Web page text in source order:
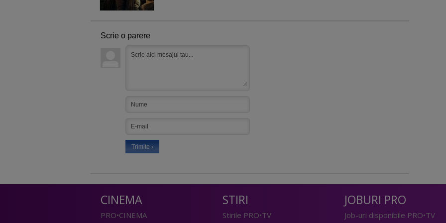
Scrie o parere
CINEMA
PRO•CINEMA
STIRI
Stirile PRO•TV
JOBURI PRO
Job-uri disponibile PRO•TV